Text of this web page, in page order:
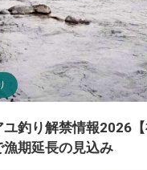
ユ釣り解禁情報2026
漁期延長の見込み